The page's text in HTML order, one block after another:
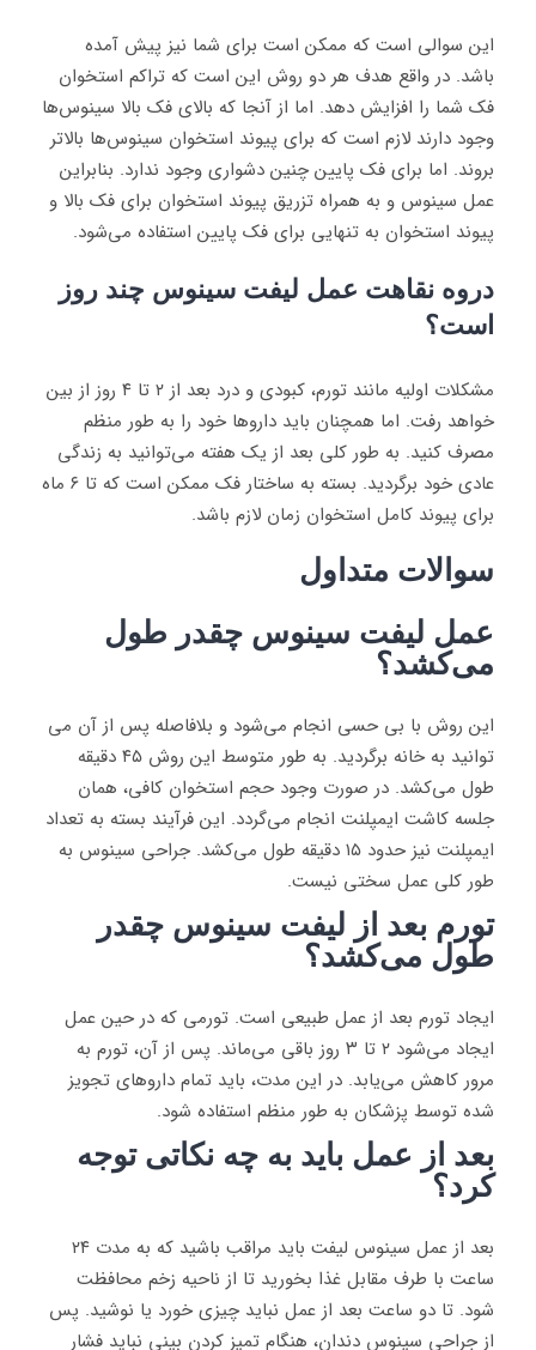
این سوالی است که ممکن است برای شما نیز پیش آمده
باشد. در واقع هدف هر دو روش این است که تراکم استخوان
فک شما را افزایش دهد. اما از آنجا که بالای فک بالا سینوس‌ها
وجود دارند لازم است که برای پیوند استخوان سینوس‌ها بالاتر
بروند. اما برای فک پایین چنین دشواری وجود ندارد. بنابراین
عمل سینوس و به همراه تزریق پیوند استخوان برای فک بالا و
پیوند استخوان به تنهایی برای فک پایین استفاده می‌شود.
دروه نقاهت عمل لیفت سینوس چند روز
است؟
مشکلات اولیه مانند تورم، کبودی و درد بعد از ۲ تا ۴ روز از بین
خواهد رفت. اما همچنان باید داروها خود را به طور منظم
مصرف کنید. به طور کلی بعد از یک هفته می‌توانید به زندگی
عادی خود برگردید. بسته به ساختار فک ممکن است که تا ۶ ماه
برای پیوند کامل استخوان زمان لازم باشد.
سوالات متداول
عمل لیفت سینوس چقدر طول
می‌کشد؟
این روش با بی حسی انجام می‌شود و بلافاصله پس از آن می
توانید به خانه برگردید. به طور متوسط این روش ​​۴۵ دقیقه
طول می‌کشد. در صورت وجود حجم استخوان کافی، همان
جلسه کاشت ایمپلنت انجام می‌گردد. این فرآیند بسته به تعداد
ایمپلنت نیز حدود ۱۵ دقیقه طول می‌کشد. جراحی سینوس به
طور کلی عمل سختی نیست.
تورم بعد از لیفت سینوس چقدر
طول می‌کشد؟
ایجاد تورم بعد از عمل طبیعی است. تورمی که در حین عمل
ایجاد می‌شود ۲ تا ۳ روز باقی می‌ماند. پس از آن، تورم به
مرور کاهش می‌یابد. در این مدت، باید تمام داروهای تجویز
شده توسط پزشکان به طور منظم استفاده شود.
بعد از عمل باید به چه نکاتی توجه
کرد؟
بعد از عمل سینوس لیفت باید مراقب باشید که به مدت ۲۴
ساعت با طرف مقابل غذا بخورید تا از ناحیه زخم محافظت
شود. تا دو ساعت بعد از عمل نباید چیزی خورد یا نوشید. پس
از جراحی سینوس دندان، هنگام تمیز کردن بینی نباید فشار